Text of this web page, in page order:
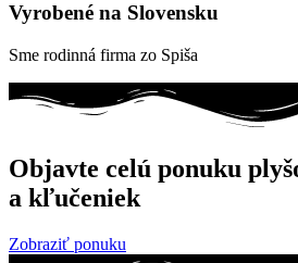
Vyrobené na Slovensku
Sme rodinná firma zo Spiša
Objavte celú ponuku
a kľučeniek
Zobraziť ponuku